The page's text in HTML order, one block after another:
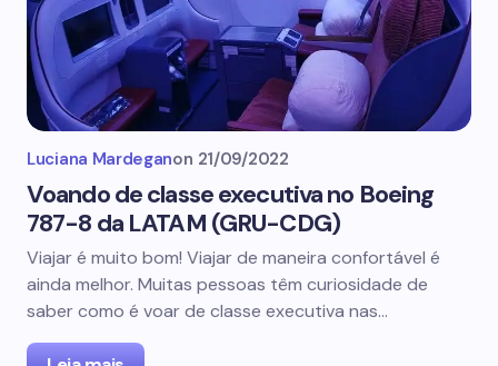
Luciana Mardeganon 21/09/2022
Voando de classe executiva no Boeing
787-8 da LATAM (GRU-CDG)
Viajar é muito bom! Viajar de maneira confortável é
ainda melhor. Muitas pessoas têm curiosidade de
saber como é voar de classe executiva nas…